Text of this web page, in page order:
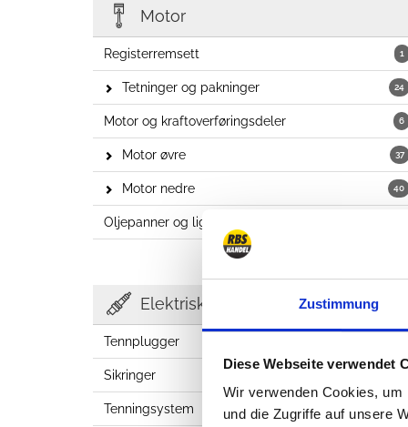
Zustimmung
Diese Webseite verwendet
Wir verwenden Cookies,
und die Zugriffe auf unsere
Motor
1
Registerremsett
24
Tetninger og pakninger
6
Motor og kraftoverføringsdeler
37
Motor øvre
40
Motor nedre
Oljepanner og lignende
Elektrisk anlegg
Tennplugger
Sikringer
6
Tenningsystem